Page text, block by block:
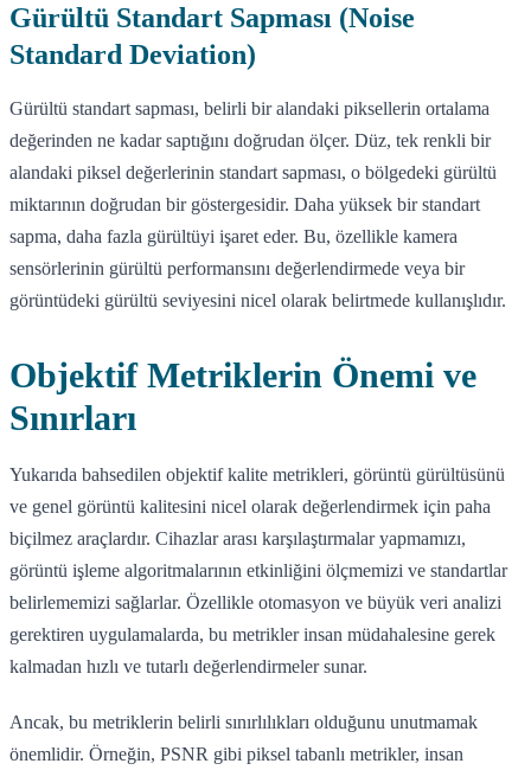
Gürültü Standart Sapması (Noise
Standard Deviation)
Gürültü standart sapması, belirli bir alandaki piksellerin ortalama
değerinden ne kadar saptığını doğrudan ölçer. Düz, tek renkli bir
alandaki piksel değerlerinin standart sapması, o bölgedeki gürültü
miktarının doğrudan bir göstergesidir. Daha yüksek bir standart
sapma, daha fazla gürültüyi işaret eder. Bu, özellikle kamera
sensörlerinin gürültü performansını değerlendirmede veya bir
görüntüdeki gürültü seviyesini nicel olarak belirtmede kullanışlıdır.
Objektif Metriklerin Önemi ve
Sınırları
Yukarıda bahsedilen objektif kalite metrikleri, görüntü gürültüsünü
ve genel görüntü kalitesini nicel olarak değerlendirmek için paha
biçilmez araçlardır. Cihazlar arası karşılaştırmalar yapmamızı,
görüntü işleme algoritmalarının etkinliğini ölçmemizi ve standartlar
belirlememizi sağlarlar. Özellikle otomasyon ve büyük veri analizi
gerektiren uygulamalarda, bu metrikler insan müdahalesine gerek
kalmadan hızlı ve tutarlı değerlendirmeler sunar.
Ancak, bu metriklerin belirli sınırlılıkları olduğunu unutmamak
önemlidir. Örneğin, PSNR gibi piksel tabanlı metrikler, insan